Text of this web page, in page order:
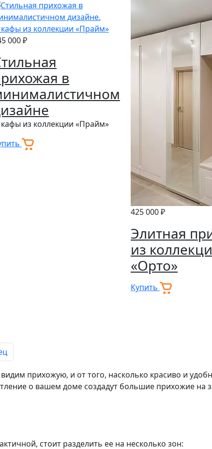
000 ₽
в
из коллекции «Прайм»
425 000 ₽
Элитная
из
«Орто»
Купить
прихожую, и от того, насколько красиво и
о вашем доме создадут большие прихожие на
стоит разделить ее на несколько зон: